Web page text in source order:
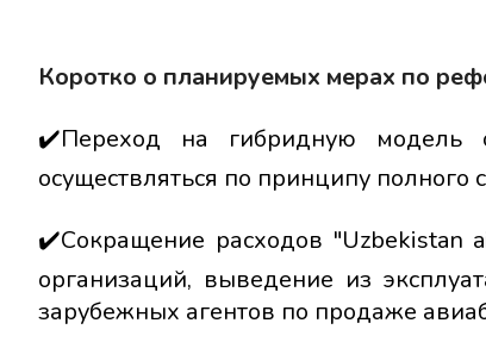
Коротко о планируемых мерах по
✔️Переход на гибридную модель
осуществляться по принципу полного
✔️Сокращение расходов "Uzbekistan
организаций, выведение из
зарубежных агентов по продаже